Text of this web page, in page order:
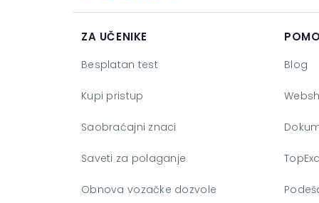
ZA UČENIKE
Besplatan test
Kupi pristup
Saobraćajni znaci
Saveti za polaganje
Obnova vozačke dozvole
Blog